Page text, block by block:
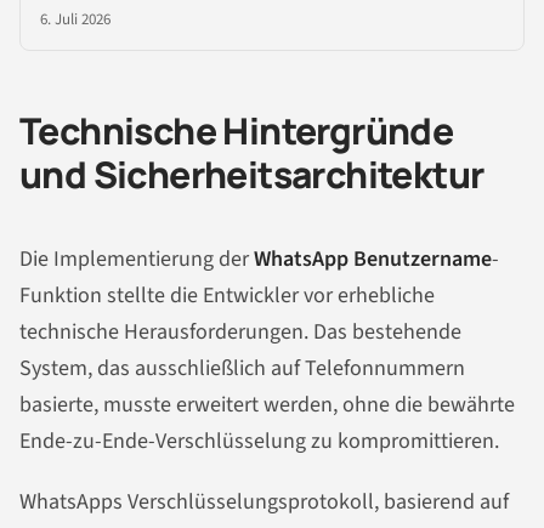
6. Juli 2026
Technische Hintergründe
und Sicherheitsarchitektur
Die Implementierung derWhatsApp Benutzername-
Funktion stellte die Entwickler vor erhebliche
technische Herausforderungen. Das bestehende
System, das ausschließlich auf Telefonnummern
basierte, musste erweitert werden, ohne die bewährte
Ende-zu-Ende-Verschlüsselung zu kompromittieren.
WhatsApps Verschlüsselungsprotokoll, basierend auf